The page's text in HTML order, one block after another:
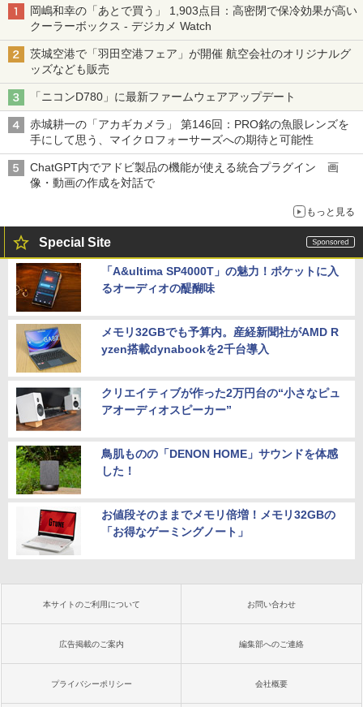
岡嶋和幸の「あとで買う」 1,903点目：高密閉で保冷効果が高い
クーラーボックス - デジカメ Watch
茨城空港で「羽田空港フェア」が開催 航空会社のオリジナルグ
ッズなども販売
「ニコンD780」に最新ファームウェアアップデート
赤城耕一の「アカギカメラ」 第146回：PRO銘の魚眼レンズを
手にして思う、マイクロフォーサーズへの期待と可能性
ChatGPT内でアドビ製品の機能が使える統合プラグイン 画
像・動画の作成を対話で
もっと見る
Special Site
「A&ultima SP4000T」の魅力！ポケットに入
るオーディオの醍醐味
メモリ32GBでも予算内。産経新聞社がAMD R
yzen搭載dynabookを2千台導入
クリエイティブが作った2万円台の“小さなピュ
アオーディオスピーカー”
鳥肌ものの「DENON HOME」サウンドを体感
した！
お値段そのままでメモリ倍増！メモリ32GBの
「お得なゲーミングノート」
本サイトのご利用について お問い合わせ
広告掲載のご案内 編集部へのご連絡
プライバシーポリシー 会社概要